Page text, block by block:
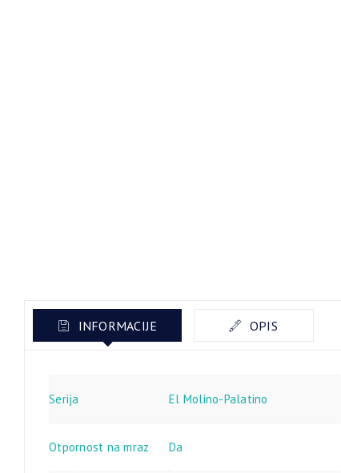
INFORMACIJE OPIS
Serija El Molino-Palatino
Otpornost na mraz Da